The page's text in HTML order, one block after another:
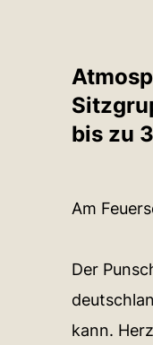
bis zu
Am
Der
kann.